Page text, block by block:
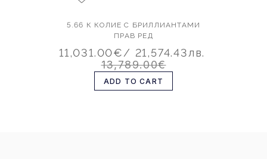
5.66 К КОЛИЕ С БРИЛЛИАНТАМИ
ПРАВ РЕД
11,031.00€/ 21,574.43лв.
13,789.00€
ADD TO CART